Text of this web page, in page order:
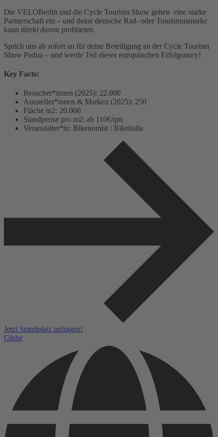
Die VELOBerlin und die Cycle Tourism Show gehen eine starke
Partnerschaft ein – und deine deutsche Rad- oder Tourismusmarke
kann direkt davon profitieren.
Sprich uns ab sofort an für deine Beteiligung an der Cycle Tourism
Show Padua – und werde Teil dieser europäischen Erfolgsstory!
Key Facts:
Besucher*innen (2025): 22.000
Aussteller*innen & Marken (2025): 250
Fläche m2: 20.000
Standpreise pro m2: ab 110€/qm
Veranstalter*in: Bikenomist / Bikeitalia
Jetzt Standplatz anfragen!
Globe